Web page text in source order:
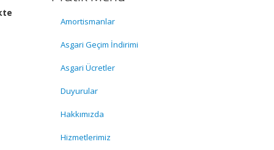
Amortismanlar
Asgari Geçim İndirimi
Asgari Ücretler
Duyurular
Hakkımızda
Hizmetlerimiz